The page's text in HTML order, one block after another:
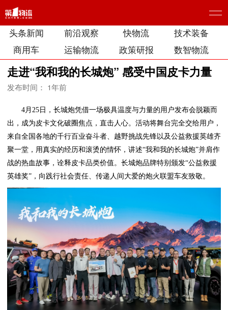
头条新闻 前沿观察 快物流
技术装备
商用车
运输物流 政策研报 数智物流
走进“我和我的长城炮” 感受中国皮卡力量
发布时间： 1年前
4月25日，长城炮凭借一场极具温度与力量的用户发布会脱颖而
出，成为皮卡文化破圈焦点，直击人心。活动将舞台完全交给用户，
来自全国各地的千行百业奋斗者、越野挑战先锋以及公益救援英雄齐
聚一堂，用真实的经历和滚烫的情怀，讲述“我和我的长城炮”并肩作
战的热血故事，诠释皮卡品类价值。长城炮品牌特别颁发“公益救援
英雄奖”，向践行社会责任、传递人间大爱的炮火联盟车友致敬。